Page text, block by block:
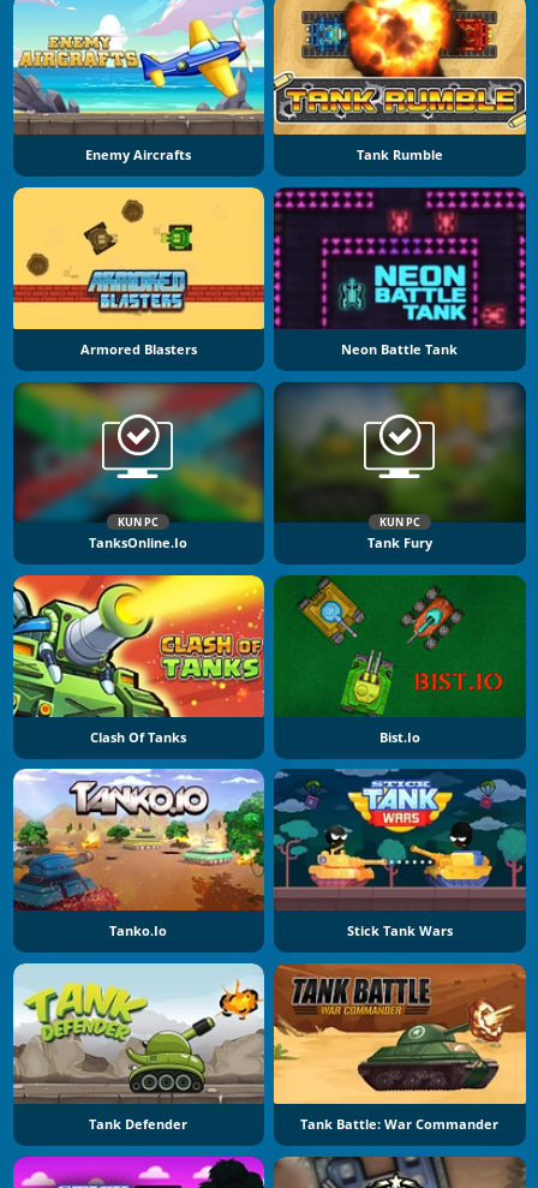
Enemy Aircrafts Tank Rumble
Armored Blasters Neon Battle Tank
KUN PC
TanksOnline.io
KUN PC
Tank Fury
Clash Of Tanks Bist.io
Tanko.io Stick Tank Wars
Tank Defender Tank Battle: War Commander